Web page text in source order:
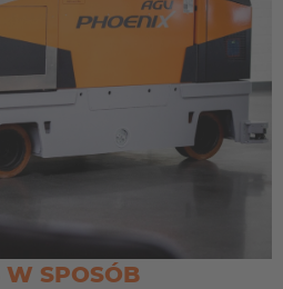
W SPOSÓB